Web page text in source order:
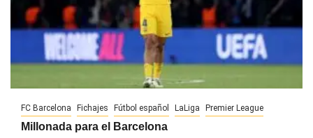
FC Barcelona Fichajes Fútbol español LaLiga Premier League
Millonada para el Barcelona